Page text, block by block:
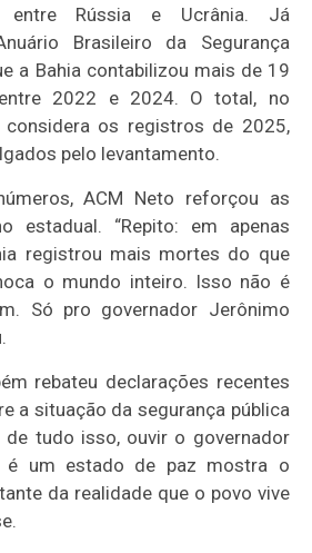
Rússia e Ucrânia. Já
Brasileiro da Segurança
a Bahia contabilizou mais de 19
2022 e 2024. O total, no
considera os registros de 2025,
pelo levantamento.
ACM Neto reforçou as
estadual. “Repito: em apenas
registrou mais mortes do que
o mundo inteiro. Isso não é
Só pro governador Jerônimo
rebateu declarações recentes
a situação da segurança pública
de tudo isso, ouvir o governador
é um estado de paz mostra o
da realidade que o povo vive